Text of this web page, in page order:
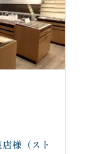
様（スト